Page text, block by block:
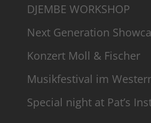
DJEMBE WORKSHOP
Next Generation
Konzert Moll & Fischer
Musikfestival im
Special night at Pat’s